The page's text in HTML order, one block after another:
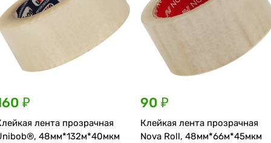
₽
лента прозрачная
48мм*132м*40мкм
90 ₽
Клейкая лента прозрачная
Nova Roll, 48мм*66м*45мкм